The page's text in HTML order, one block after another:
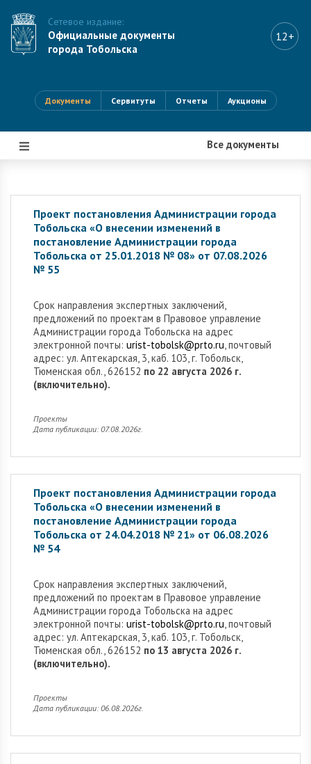
Сетевое издание:
Официальные документы
города Тобольска
12+
Документы Сервитуты Отчеты Аукционы
Все документы
|||
Проект постановления Администрации города
Тобольска «О внесении изменений в
постановление Администрации города
Тобольска от 25.01.2018 № 08» от 07.08.2026
№ 55
Cрок направления экспертных заключений,
предложений по проектам в Правовое управление
Администрации города Тобольска на адрес
электронной почты: urist-tobolsk@prto.ru, почтовый
адрес: ул. Аптекарская, 3, каб. 103, г. Тобольск,
Тюменская обл., 626152 по 22 августа 2026 г.
(включительно).
Проекты
Дата публикации: 07.08.2026г.
Проект постановления Администрации города
Тобольска «О внесении изменений в
постановление Администрации города
Тобольска от 24.04.2018 № 21» от 06.08.2026
№ 54
Cрок направления экспертных заключений,
предложений по проектам в Правовое управление
Администрации города Тобольска на адрес
электронной почты: urist-tobolsk@prto.ru, почтовый
адрес: ул. Аптекарская, 3, каб. 103, г. Тобольск,
Тюменская обл., 626152 по 13 августа 2026 г.
(включительно).
Проекты
Дата публикации: 06.08.2026г.